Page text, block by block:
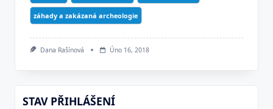
záhady a zakázaná archeologie
Dana Rašínová Úno 16, 2018
STAV PŘIHLÁŠENÍ